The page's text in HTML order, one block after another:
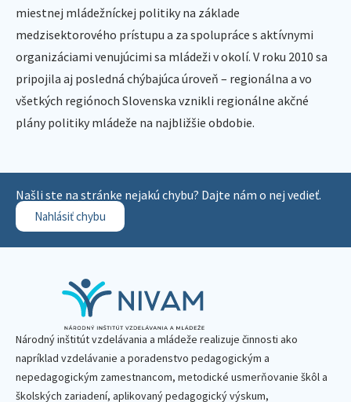
miestnej mládežníckej politiky na základe
medzisektorového prístupu a za spolupráce s aktívnymi
organizáciami venujúcimi sa mládeži v okolí. V roku 2010 sa
pripojila aj posledná chýbajúca úroveň – regionálna a vo
všetkých regiónoch Slovenska vznikli regionálne akčné
plány politiky mládeže na najbližšie obdobie.
Našli ste na stránke nejakú chybu? Dajte nám o nej vedieť.
Nahlásiť chybu
Národný inštitút vzdelávania a mládeže realizuje činnosti ako
napríklad vzdelávanie a poradenstvo pedagogickým a
nepedagogickým zamestnancom, metodické usmerňovanie škôl a
školských zariadení, aplikovaný pedagogický výskum,